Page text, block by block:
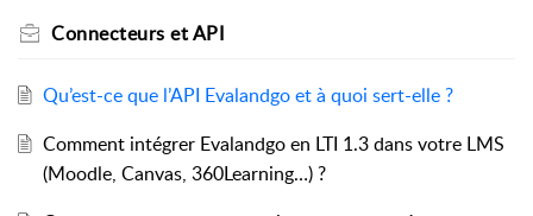
Connecteurs et API
Qu’est-ce que l’API Evalandgo et à quoi sert-elle ?
Comment intégrer Evalandgo en LTI 1.3 dans votre LMS
(Moodle, Canvas, 360Learning…) ?